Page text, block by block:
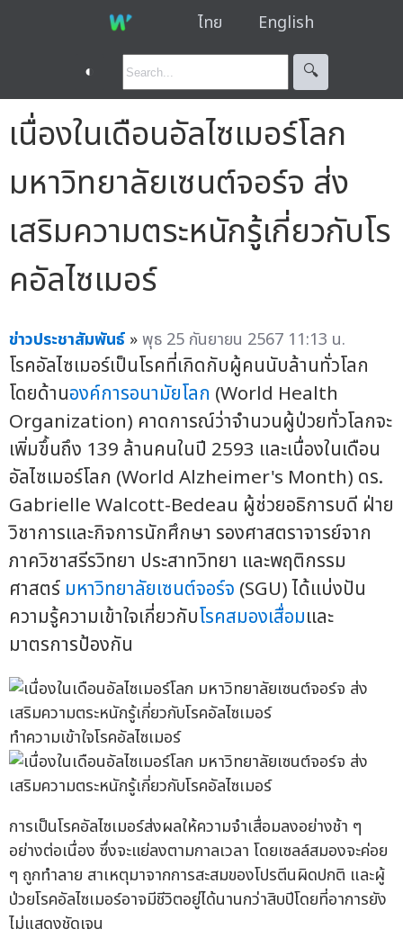
ไทย English
◐ 🔍︎
เนื่องในเดือนอัลไซเมอร์โลก
มหาวิทยาลัยเซนต์จอร์จ ส่ง
เสริมความตระหนักรู้เกี่ยวกับโร
คอัลไซเมอร์
ข่าวประชาสัมพันธ์ »พุธ 25 กันยายน 2567 11:13 น.
โรคอัลไซเมอร์เป็นโรคที่เกิดกับผู้คนนับล้านทั่วโลก
โดยด้านองค์การอนามัยโลก (World Health
Organization) คาดการณ์ว่าจำนวนผู้ป่วยทั่วโลกจะ
เพิ่มขึ้นถึง 139 ล้านคนในปี 2593 และเนื่องในเดือน
อัลไซเมอร์โลก (World Alzheimer's Month) ดร.
Gabrielle Walcott-Bedeau ผู้ช่วยอธิการบดี ฝ่าย
วิชาการและกิจการนักศึกษา รองศาสตราจารย์จาก
ภาควิชาสรีรวิทยา ประสาทวิทยา และพฤติกรรม
ศาสตร์ มหาวิทยาลัยเซนต์จอร์จ (SGU) ได้แบ่งปัน
ความรู้ความเข้าใจเกี่ยวกับโรคสมองเสื่อมและ
มาตรการป้องกัน
ทำความเข้าใจโรคอัลไซเมอร์
การเป็นโรคอัลไซเมอร์ส่งผลให้ความจำเสื่อมลงอย่างช้า ๆ
อย่างต่อเนื่อง ซึ่งจะแย่ลงตามกาลเวลา โดยเซลล์สมองจะค่อย
ๆ ถูกทำลาย สาเหตุมาจากการสะสมของโปรตีนผิดปกติ และผู้
ป่วยโรคอัลไซเมอร์อาจมีชีวิตอยู่ได้นานกว่าสิบปีโดยที่อาการยัง
ไม่แสดงชัดเจน